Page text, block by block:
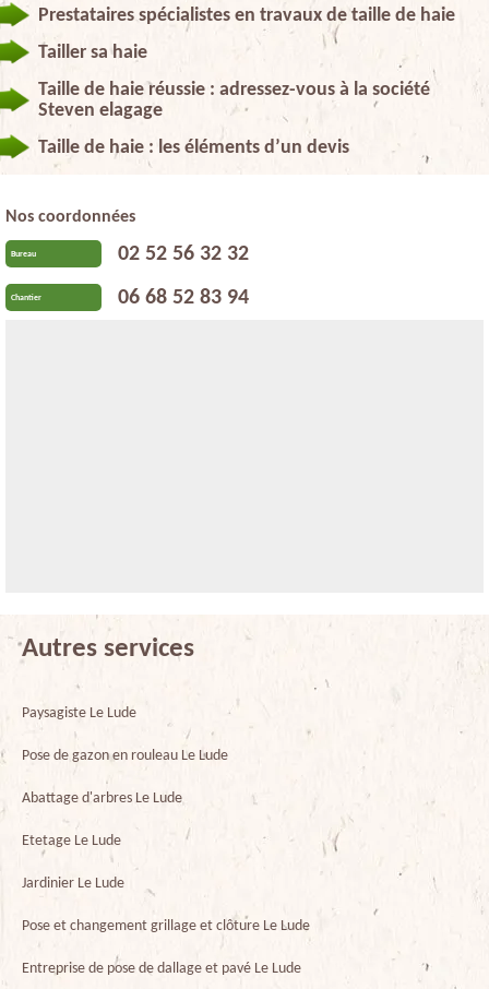
Prestataires spécialistes en travaux de taille de haie
Tailler sa haie
Taille de haie réussie : adressez-vous à la société
Steven elagage
Taille de haie : les éléments d’un devis
Nos coordonnées
Bureau 02 52 56 32 32
Chantier 06 68 52 83 94
Autres services
Paysagiste Le Lude
Pose de gazon en rouleau Le Lude
Abattage d'arbres Le Lude
Etetage Le Lude
Jardinier Le Lude
Pose et changement grillage et clôture Le Lude
Entreprise de pose de dallage et pavé Le Lude